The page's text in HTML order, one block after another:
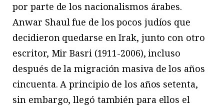
por parte de los nacionalismos árabes.
Anwar Shaul fue de los pocos judíos que
decidieron quedarse en Irak, junto con otro
escritor, Mir Basri (1911-2006), incluso
después de la migración masiva de los años
cincuenta. A principio de los años setenta,
sin embargo, llegó también para ellos el